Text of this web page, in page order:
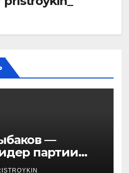
—
партии
биография